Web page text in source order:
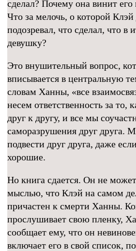
сделал? Почему она винит его
Что за мелочь, о которой
подозревал, что сделал, что в
девушку?
Это внушительный вопрос,
вписывается в центральную
словам Ханны, «все
несем ответственность за то,
друг к другу, и все мы
саморазрушения друг друга.
подвести друг друга, даже
хорошие.
Но книга сдается. Он не
мыслью, что Клэй на самом
причастен к смерти Ханны.
прослушивает свою пленку,
сообщает ему, что он
включает его в свой список,